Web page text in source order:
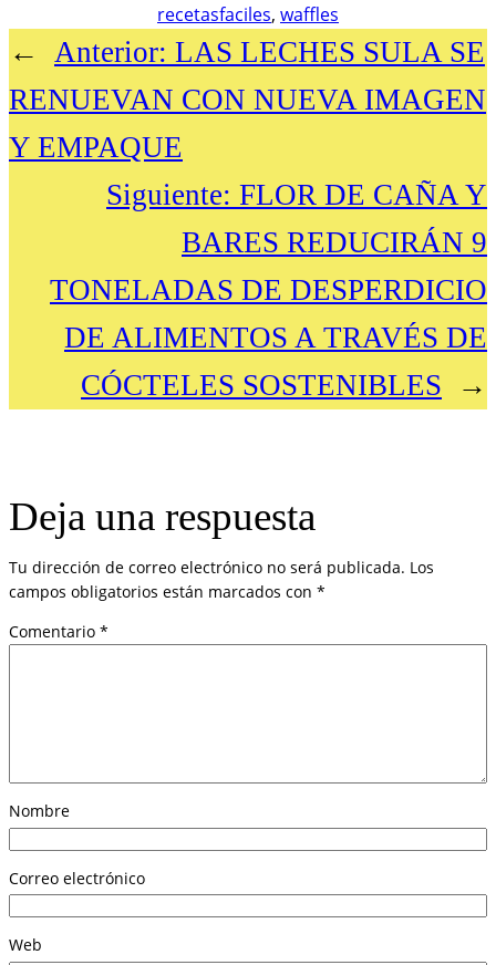
recetasfaciles, waffles
← Anterior: LAS LECHES SULA SE
RENUEVAN CON NUEVA IMAGEN
Y EMPAQUE
Siguiente: FLOR DE CAÑA Y
BARES REDUCIRÁN 9
TONELADAS DE DESPERDICIO
DE ALIMENTOS A TRAVÉS DE
CÓCTELES SOSTENIBLES
→
Deja una respuesta
Tu dirección de correo electrónico no será publicada. Los
campos obligatorios están marcados con *
Comentario *
Nombre
Correo electrónico
Web